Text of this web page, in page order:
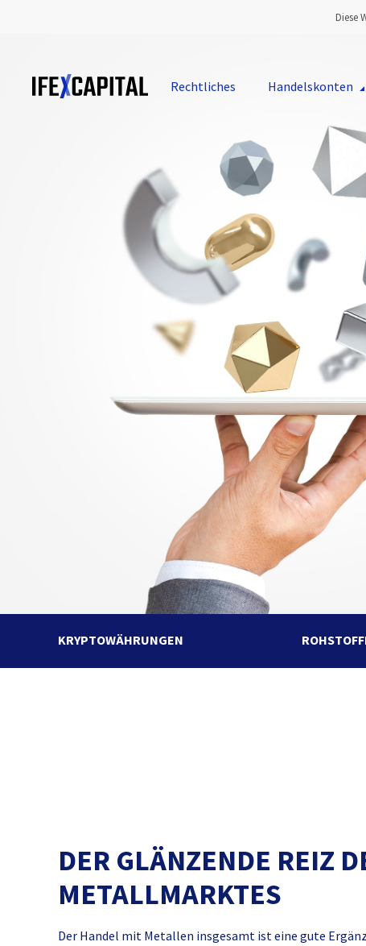
Diese
Rechtliches Handelskonten
KRYPTOWÄHRUNGEN
DER GLÄNZENDE REIZ
METALLMARKTES
Der Handel mit Metallen insgesamt ist eine gute